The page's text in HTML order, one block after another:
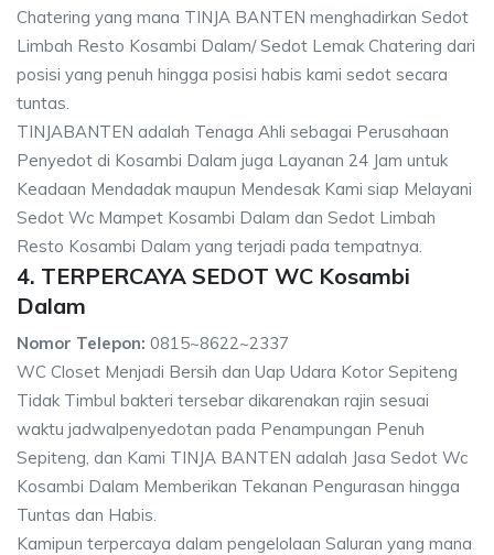
Chatering yang mana TINJA BANTEN menghadirkan Sedot
Limbah Resto Kosambi Dalam/ Sedot Lemak Chatering dari
posisi yang penuh hingga posisi habis kami sedot secara
tuntas.
TINJABANTEN adalah Tenaga Ahli sebagai Perusahaan
Penyedot di Kosambi Dalam juga Layanan 24 Jam untuk
Keadaan Mendadak maupun Mendesak Kami siap Melayani
Sedot Wc Mampet Kosambi Dalam dan Sedot Limbah
Resto Kosambi Dalam yang terjadi pada tempatnya.
4. TERPERCAYA SEDOT WC Kosambi
Dalam
Nomor Telepon: 0815~8622~2337
WC Closet Menjadi Bersih dan Uap Udara Kotor Sepiteng
Tidak Timbul bakteri tersebar dikarenakan rajin sesuai
waktu jadwalpenyedotan pada Penampungan Penuh
Sepiteng, dan Kami TINJA BANTEN adalah Jasa Sedot Wc
Kosambi Dalam Memberikan Tekanan Pengurasan hingga
Tuntas dan Habis.
Kamipun terpercaya dalam pengelolaan Saluran yang mana